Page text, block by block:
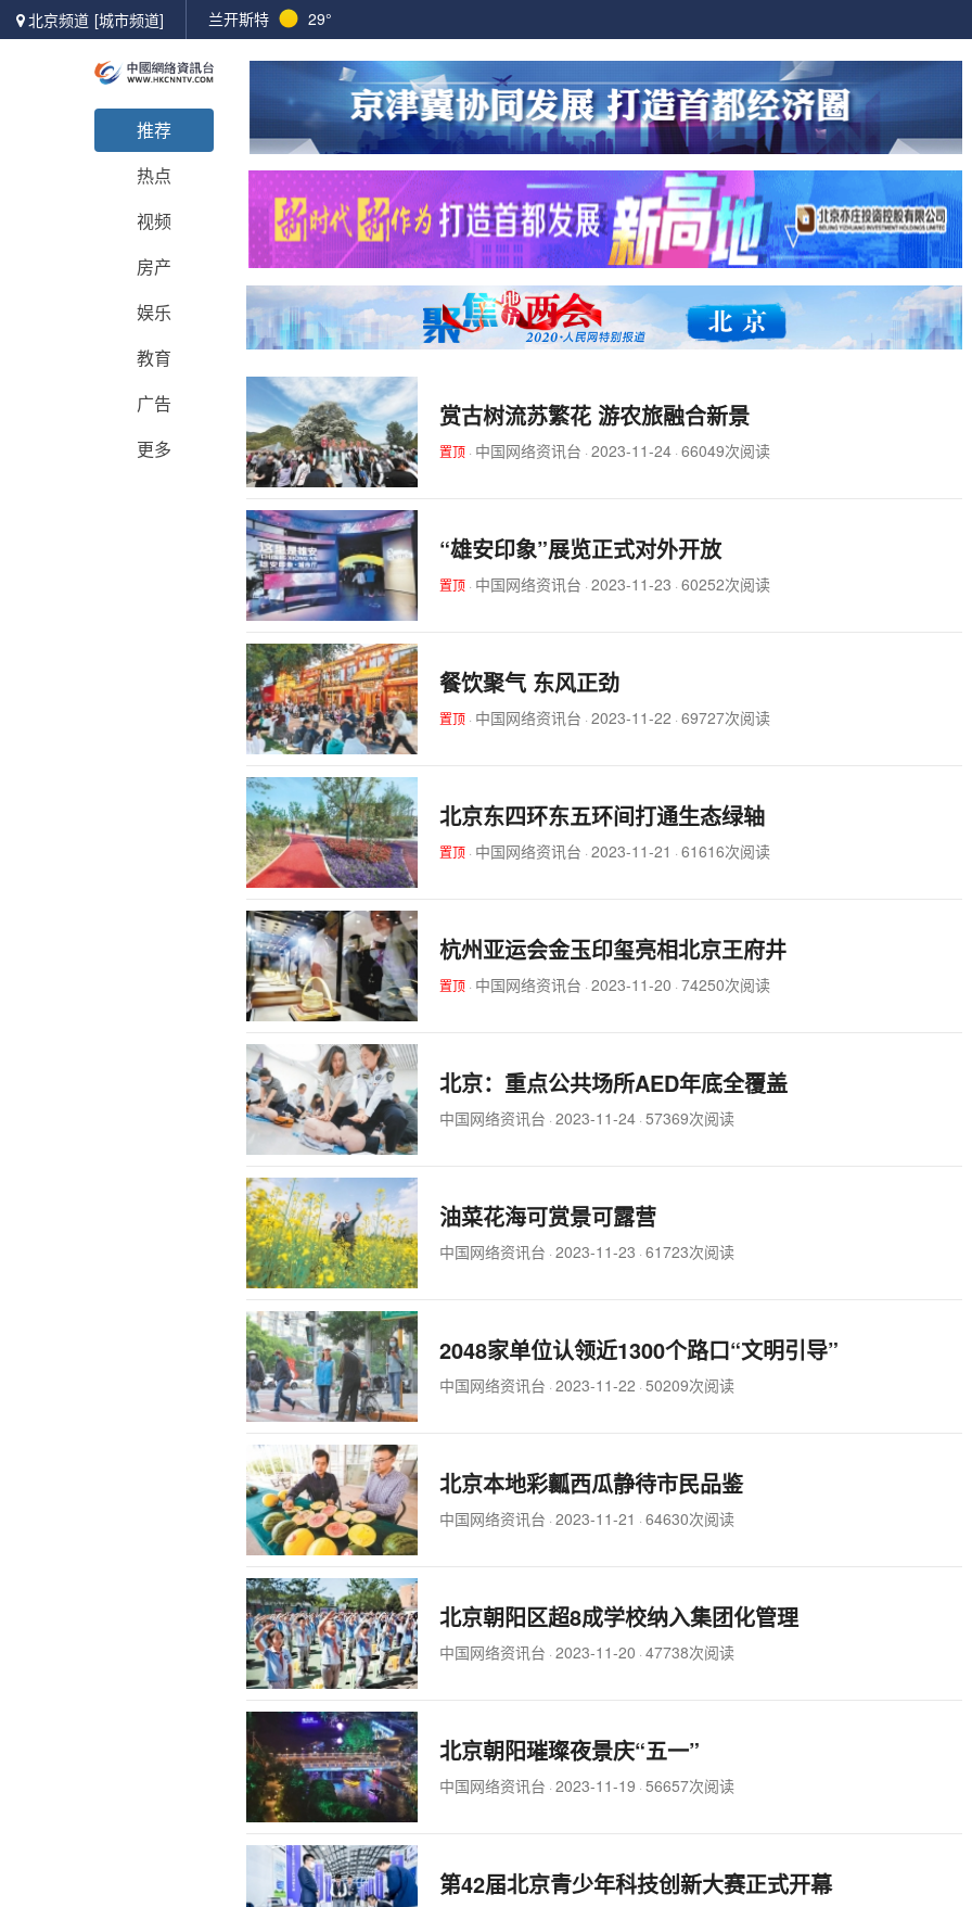
北京频道 [城市频道] 兰开斯特 29°
推荐
热点
视频
房产
娱乐
教育
广告
更多
赏古树流苏繁花 游农旅融合新景
置顶 · 中国网络资讯台 · 2023-11-24 · 66049次阅读
“雄安印象”展览正式对外开放
置顶 · 中国网络资讯台 · 2023-11-23 · 60252次阅读
餐饮聚气 东风正劲
置顶 · 中国网络资讯台 · 2023-11-22 · 69727次阅读
北京东四环东五环间打通生态绿轴
置顶 · 中国网络资讯台 · 2023-11-21 · 61616次阅读
杭州亚运会金玉印玺亮相北京王府井
置顶 · 中国网络资讯台 · 2023-11-20 · 74250次阅读
北京：重点公共场所AED年底全覆盖
中国网络资讯台 · 2023-11-24 · 57369次阅读
油菜花海可赏景可露营
中国网络资讯台 · 2023-11-23 · 61723次阅读
2048家单位认领近1300个路口“文明引导”
中国网络资讯台 · 2023-11-22 · 50209次阅读
北京本地彩瓤西瓜静待市民品鉴
中国网络资讯台 · 2023-11-21 · 64630次阅读
北京朝阳区超8成学校纳入集团化管理
中国网络资讯台 · 2023-11-20 · 47738次阅读
北京朝阳璀璨夜景庆“五一”
中国网络资讯台 · 2023-11-19 · 56657次阅读
第42届北京青少年科技创新大赛正式开幕